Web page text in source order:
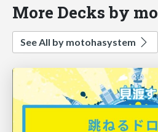
More Decks by
See All by motohasystem